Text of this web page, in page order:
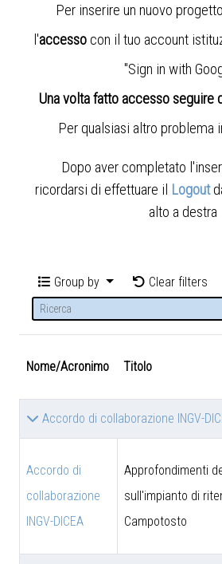
Per inserire un nuovo
l'accesso con il tuo account
"Sign in with
Una volta fatto accesso seguire
Per qualsiasi altro problema
Dopo aver completato
ricordarsi di effettuare il Logout
alto a destra
Group by Clear filters
Nome/Acronimo Titolo
Accordo di collaborazione INGV-
Accordo di
collaborazione
INGV-DICEA
Approfondimenti
sull'impianto di
Campotosto